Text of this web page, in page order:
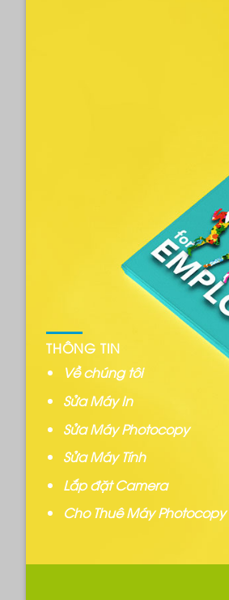
THÔNG TIN
Về chúng tôi
Sửa Máy In
Sửa Máy Photocopy
Sửa Máy Tính
Lắp đặt Camera
Cho Thuê Máy Photocopy